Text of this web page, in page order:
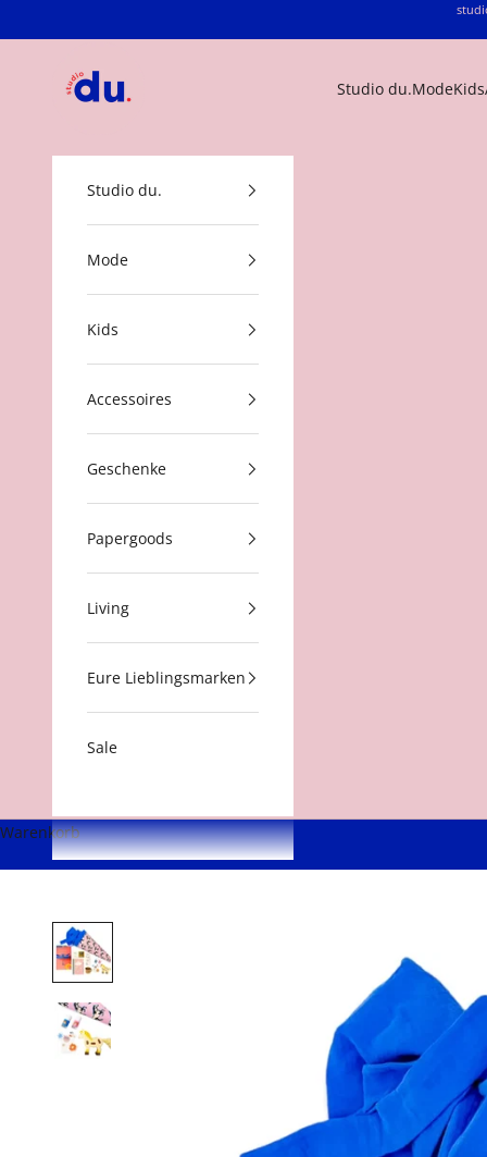
Studio du.ModeKids
Studio du.
Mode
Kids
Accessoires
Geschenke
Papergoods
Living
Eure Lieblingsmarken
Sale
Warenkorb